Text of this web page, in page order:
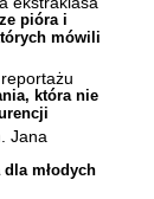
pióra i
mówili
która nie
Jana
młodych